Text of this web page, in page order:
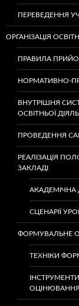
ПЕРЕВЕДЕННЯ
ОРГАНІЗАЦІЯ
ПРАВИЛА
НОРМАТИВНО-
ВНУТРІШНЯ
ОСВІТНЬОЇ
ПРОВЕДЕННЯ
РЕАЛІЗАЦІЯ
ЗАКЛАДІ
АКАДЕМІЧНА
СЦЕНАРІЇ
ФОРМУВАЛЬНЕ
ТЕХНІКИ
ОЦІНЮВАННЯ